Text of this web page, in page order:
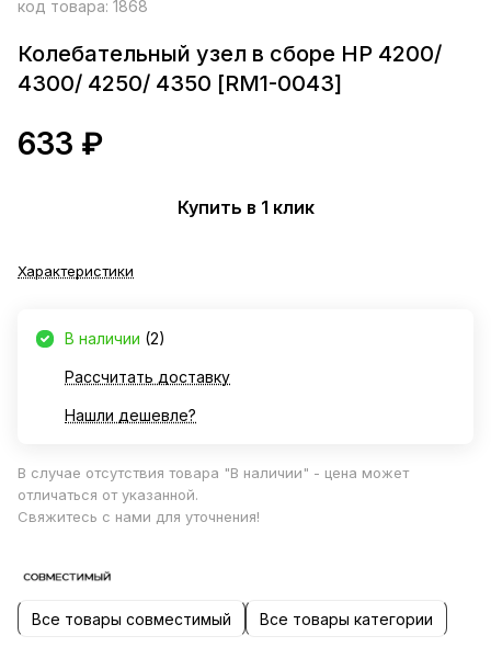
код товара: 1868
Колебательный узел в сборе НР 4200/
4300/ 4250/ 4350 [RM1-0043]
633 ₽
Купить в 1 клик
Характеристики
В наличии (2)
Рассчитать доставку
Нашли дешевле?
В случае отсутствия товара "В наличии" - цена может
отличаться от указанной.
Свяжитесь с нами для уточнения!
Все товары совместимый Все товары категории